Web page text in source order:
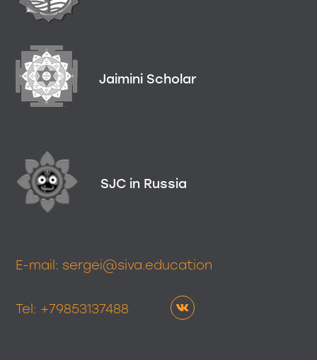
Jaimini Scholar
SJC in Russia
E-mail: sergei@siva.education
Tel: +79853137488